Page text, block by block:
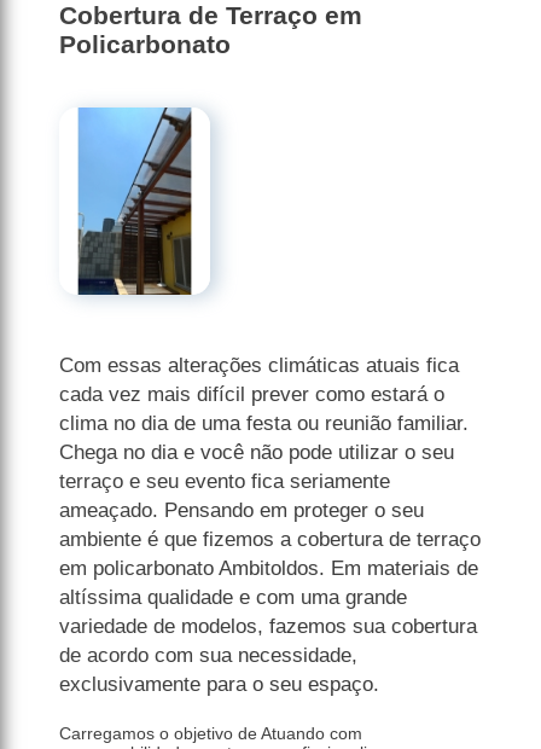
Cobertura de Terraço em
Policarbonato
Com essas alterações climáticas atuais fica
cada vez mais difícil prever como estará o
clima no dia de uma festa ou reunião familiar.
Chega no dia e você não pode utilizar o seu
terraço e seu evento fica seriamente
ameaçado. Pensando em proteger o seu
ambiente é que fizemos a cobertura de terraço
em policarbonato Ambitoldos. Em materiais de
altíssima qualidade e com uma grande
variedade de modelos, fazemos sua cobertura
de acordo com sua necessidade,
exclusivamente para o seu espaço.
Carregamos o objetivo de Atuando com